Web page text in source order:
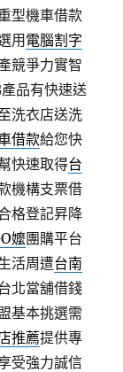
型機車借款
用 電腦割字
競爭力實智
品有快速送
洗衣店送洗
借款給您快
快速取得台
機構支票借
格登記昇降
嬤團購平台
活周遭台南
北當舖借錢
基本挑選需
推薦提供專
受強力誠信